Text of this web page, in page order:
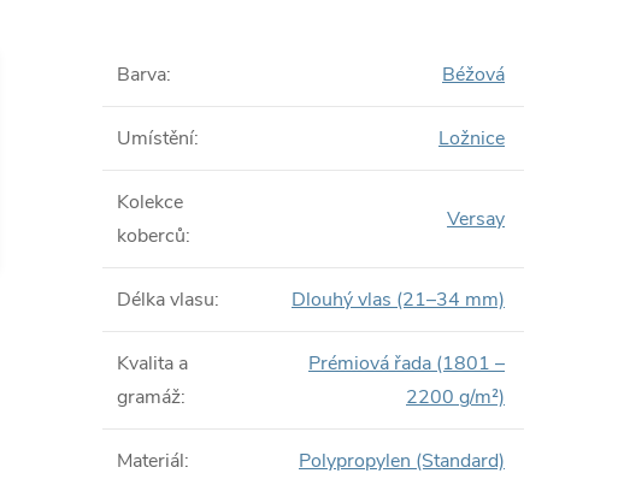
Barva: Béžová
Umístění: Ložnice
Kolekce
koberců:
Versay
Délka vlasu: Dlouhý vlas (21–34 mm)
Kvalita a
gramáž:
Prémiová řada (1801 –
2200 g/m²)
Materiál: Polypropylen (Standard)